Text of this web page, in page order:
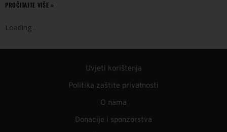
PROČITAJTE VIŠE »
Loading .
Uvjeti korištenja
Politika zaštite privatnosti
O nama
Donacije i sponzorstva